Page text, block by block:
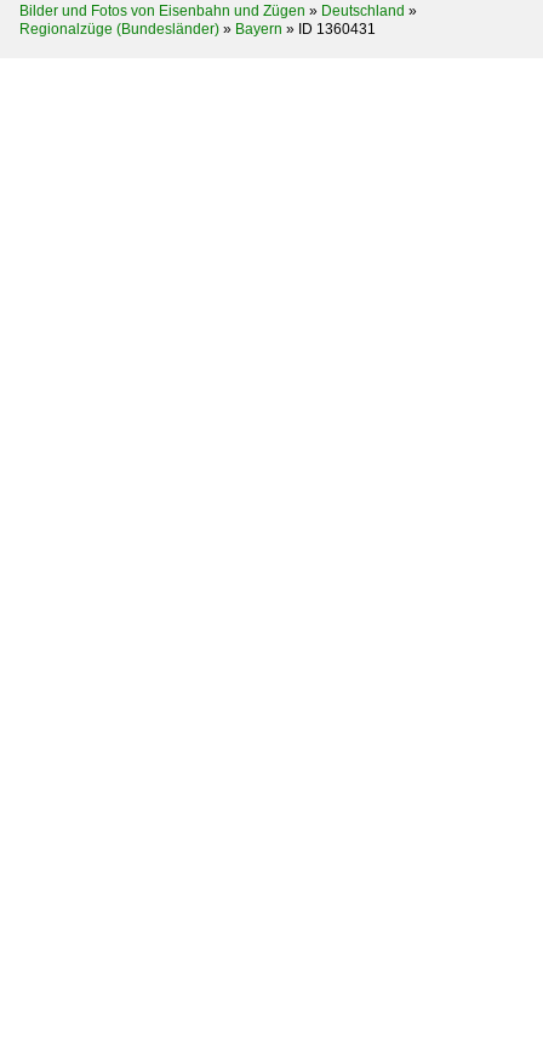
Bilder und Fotos von Eisenbahn und Zügen » Deutschland »
Regionalzüge (Bundesländer) » Bayern » ID 1360431